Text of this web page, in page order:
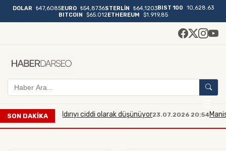
DOLAR ₺47,6085EURO ₺54,8736STERLİN ₺64,1203BIST 100
10,628.63
BITCOIN
$65.012ETHEREUM $1.919,85
SON DAKİKA
bir saldırıyı ciddi olarak düşünüyor23.07.2026 20:54Manisa'da